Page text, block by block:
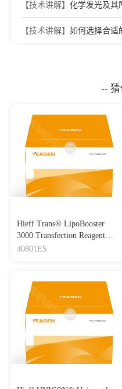
【技术讲解】 化学发光及其
【技术讲解】 如何选择合适
--
Hieff Trans® LipoBooster
3000 Transfection Reagent
Lipo3000转染试剂
40801ES